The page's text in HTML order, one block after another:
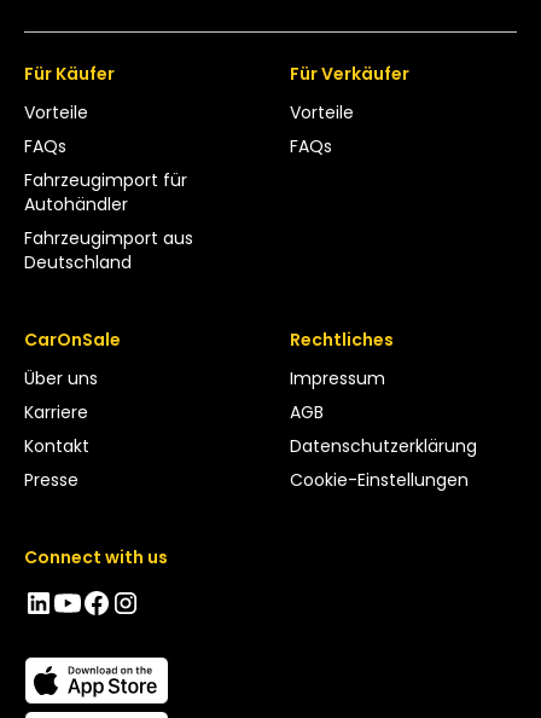
Für Käufer
Vorteile
FAQs
Fahrzeugimport für
Autohändler
Fahrzeugimport aus
Deutschland
Für Verkäufer
Vorteile
FAQs
CarOnSale
Über uns
Karriere
Kontakt
Presse
Rechtliches
Impressum
AGB
Datenschutzerklärung
Cookie-Einstellungen
Connect with us